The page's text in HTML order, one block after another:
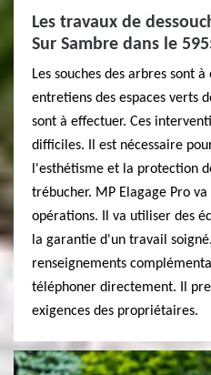
Les travaux de
Sur Sambre dans le
Les souches des arbres sont
entretiens des espaces verts
sont à effectuer. Ces
difficiles. Il est nécessaire
l'esthétisme et la protection
trébucher. MP Elagage Pro
opérations. Il va utiliser des
la garantie d'un travail
renseignements
téléphoner directement. Il
exigences des propriétaires.